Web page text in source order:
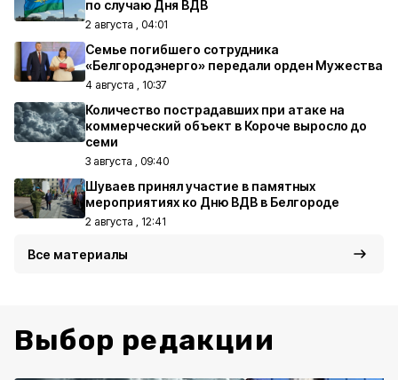
по случаю Дня ВДВ
2 августа , 04:01
Семье погибшего сотрудника
«Белгородэнерго» передали орден Мужества
4 августа , 10:37
Количество пострадавших при атаке на
коммерческий объект в Короче выросло до
семи
3 августа , 09:40
Шуваев принял участие в памятных
мероприятиях ко Дню ВДВ в Белгороде
2 августа , 12:41
Все материалы
Выбор редакции